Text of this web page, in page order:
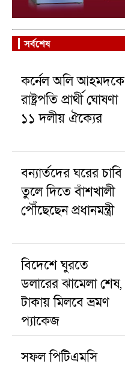
সর্বশেষ
কর্নেল অলি আহমদকে
রাষ্ট্রপতি প্রার্থী ঘোষণা
১১ দলীয় ঐক্যের
বন্যার্তদের ঘরের চাবি
তুলে দিতে বাঁশখালী
পৌঁছেছেন প্রধানমন্ত্রী
বিদেশে ঘুরতে
ডলারের ঝামেলা শেষ,
টাকায় মিলবে ভ্রমণ
প্যাকেজ
সফল পিটিএমসি